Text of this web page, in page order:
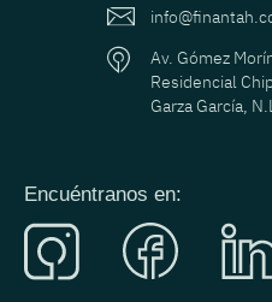
Av. Gómez
Residencial
Garza García,
Encuéntranos en: